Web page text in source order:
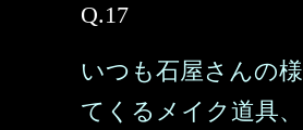
Q.17
いつも石屋さんの
てくるメイク道具